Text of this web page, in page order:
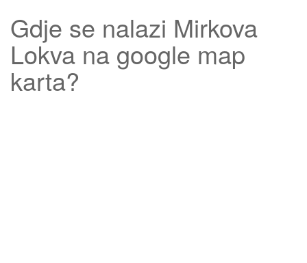
Gdje se nalazi Mirkova
Lokva na google map
karta?